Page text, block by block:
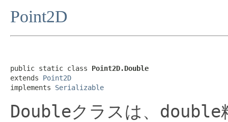
Point2D
public static class Point2D.Double
extends Point2D
implements Serializable
Doubleクラスは、 double